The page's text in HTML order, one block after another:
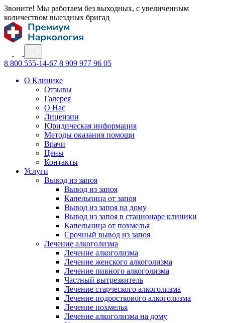
Звоните! Мы работаем без выходных, с увеличенным
количеством выездных бригад
8 800 555-14-67 8 909 977 96 05
О Клинике
Отзывы
Галерея
О Нас
Лицензии
Юридическая информация
Методы оказания помощи
Врачи
Цены
Контакты
Услуги
Вывод из запоя
Вывод из запоя
Капельница от запоя
Вывод из запоя на дому
Вывод из запоя в стационаре клиники
Капельница от похмелья
Срочный вывод из запоя
Лечение алкоголизма
Лечение алкоголизма
Лечение женского алкоголизма
Лечение пивного алкоголизма
Частный вытрезвитель
Лечение старческого алкоголизма
Лечение подросткового алкоголизма
Лечение похмелья
Лечение алкоголизма на дому